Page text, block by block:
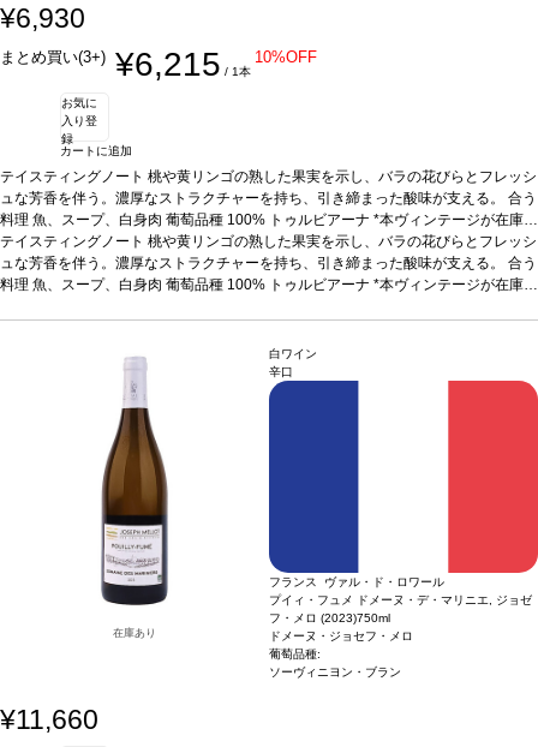
¥6,930
まとめ買い(3+) ¥6,215 / 1本
10%OFF
お気に
入り登
録
カートに追加
テイスティングノート 桃や黄リンゴの熟した果実を示し、バラの花びらとフレッシ
ュな芳香を伴う。濃厚なストラクチャーを持ち、引き締まった酸味が支える。 合う
料理 魚、スープ、白身肉 葡萄品種 100% トゥルビアーナ *本ヴィンテージが在庫切
れの場合、在庫があり価格が同様の場合は自動的に次のヴィンテージに変更されま
す、ご了承ください。
テイスティングノート 桃や黄リンゴの熟した果実を示し、バラの花びらとフレッシ
ュな芳香を伴う。濃厚なストラクチャーを持ち、引き締まった酸味が支える。 合う
料理 魚、スープ、白身肉 葡萄品種 100% トゥルビアーナ *本ヴィンテージが在庫切
在庫あり
白ワイン
辛口
フランス ヴァル・ド・ロワール
プイィ・フュメ ドメーヌ・デ・マリニエ, ジョゼ
フ・メロ (2023)750ml
ドメーヌ・ジョセフ・メロ
葡萄品種:
ソーヴィニヨン・ブラン
¥11,660